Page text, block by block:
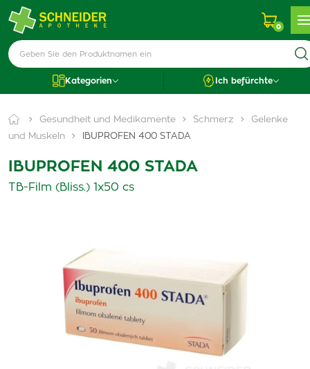
0
Kategorien Ich befürchte
Gesundheit und Medikamente Schmerz
Gelenke
und Muskeln
IBUPROFEN 400 STADA
IBUPROFEN 400 STADA
TB-Film (Bliss.) 1x50 cs